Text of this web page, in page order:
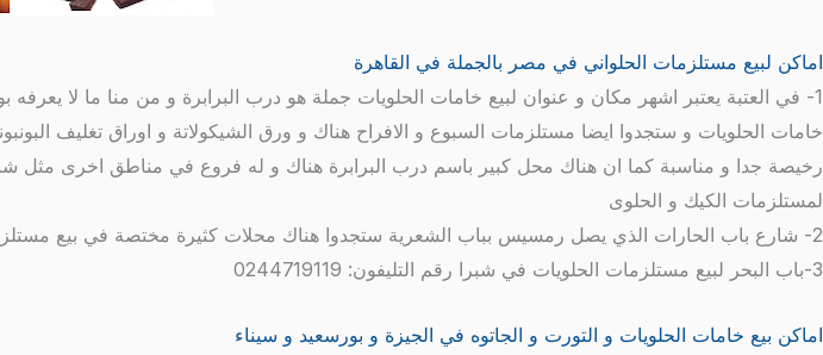
اماكن لبيع مستلزمات الحلواني في مصر بالجملة في القاهرة
1- في العتبة يعتبر اشهر مكان و عنوان لبيع خامات الحلويات جملة هو درب البرابرة و من منا ما لا
خامات الحلويات و ستجدوا ايضا مستلزمات السبوع و الافراح هناك و ورق الشيكولاتة و اوراق تغليف
رخيصة جدا و مناسبة كما ان هناك محل كبير باسم درب البرابرة هناك و له فروع في مناطق اخرى مثل
لمستلزمات الكيك و الحلوى
2- شارع باب الحارات الذي يصل رمسيس بباب الشعرية ستجدوا هناك محلات كثيرة مختصة في بيع مستلزمات الحلويات و مواد تزيين التورت و الجاتوه و الكيك
3-باب البحر لبيع مستلزمات الحلويات في شبرا رقم التليفون: 0244719119
اماكن بيع خامات الحلويات و التورت و الجاتوه في الجيزة و بورسعيد و سيناء